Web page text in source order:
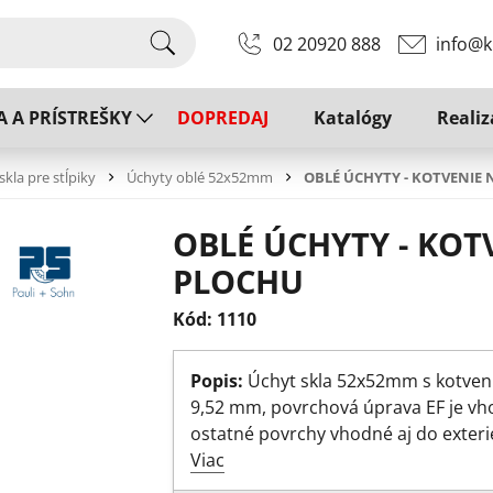
02 20920 888
A PRÍSTREŠKY DOPREDAJ Katalógy
pre stĺpiky Úchyty oblé 52x52mm OBLÉ ÚCHYTY - KOTVENIE
OBLÉ ÚCHYTY -
PLOCHU
Kód: 1110
Popis: Úchyt skla 52x52mm s
9,52 mm, povrchová úprava EF je
ostatné povrchy vhodné aj do
Viac